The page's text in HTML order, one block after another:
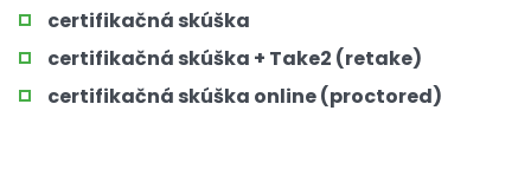
certifikačná skúška
certifikačná skúška + Take2 (retake)
certifikačná skúška online (proctored)